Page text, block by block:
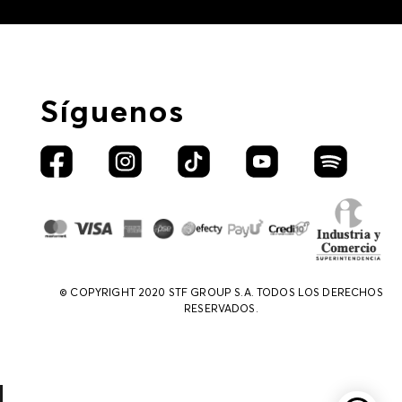
Síguenos
© COPYRIGHT 2020 STF GROUP S.A. TODOS LOS DERECHOS
RESERVADOS.